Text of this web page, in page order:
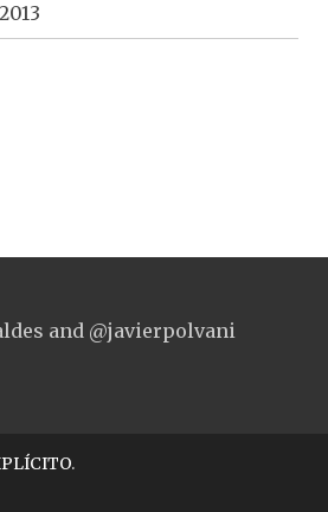
and @javierpolvani
.